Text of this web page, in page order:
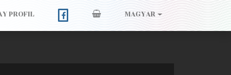
PROFIL MAGYAR